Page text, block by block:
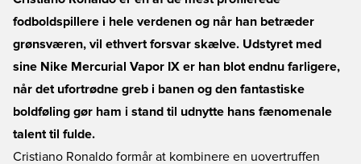
fodboldspillere i hele verdenen og når han betræder
grønsværen, vil ethvert forsvar skælve. Udstyret med
sine Nike Mercurial Vapor IX er han blot endnu farligere,
når det ufortrødne greb i banen og den fantastiske
boldføling gør ham i stand til udnytte hans fænomenale
talent til fulde.
Cristiano Ronaldo formår at kombinere en uovertruffen